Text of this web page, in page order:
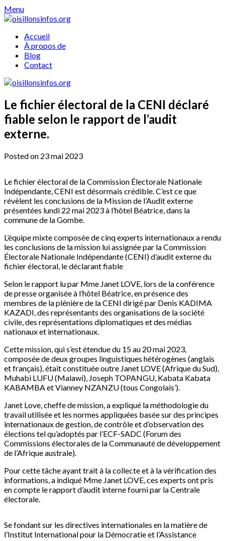
Skip
to
Menu
Accueil
À propos de
Blog
Contact
Le fichier électoral de la CENI déclaré
fiable selon le rapport de l’audit
externe.
Posted on 23 mai 2023
Le fichier électoral de la Commission Électorale Nationale
Indépendante, CENI est désormais crédible. C’est ce que
révèlent les conclusions de la Mission de l’Audit externe
présentées lundi 22 mai 2023 à l’hôtel Béatrice, dans la
commune de la Gombe.
L’équipe mixte composée de cinq experts internationaux a rendu
les conclusions de la mission lui assignée par la Commission
Électorale Nationale Indépendante (CENI) d’audit externe du
fichier électoral, le déclarant fiable
Selon le rapport lu par Mme Janet LOVE, lors de la conférence
de presse organisée à l’hôtel Béatrice, en présence des
membres de la plénière de la CENI dirigé par Denis KADIMA
KAZADI, des représentants des organisations de la société
civile, des représentations diplomatiques et des médias
nationaux et internationaux.
Cette mission, qui s’est étendue du 15 au 20 mai 2023,
composée de deux groupes linguistiques hétérogènes (anglais
et français), était constituée outre Janet LOVE (Afrique du Sud),
Muhabi LUFU (Malawi), Joseph TOPANGU, Kabata Kabata
KABAMBA et Vianney NZANZU (tous Congolais’).
Janet Love, cheffe de mission, a expliqué la méthodologie du
travail utilisée et les normes appliquées basée sur des principes
internationaux de gestion, de contrôle et d’observation des
élections tel qu’adoptés par l’ECF-SADC (Forum des
Commissions électorales de la Communauté de développement
de l’Afrique australe).
Pour cette tâche ayant trait à la collecte et à la vérification des
informations, a indiqué Mme Janet LOVE, ces experts ont pris
en compte le rapport d’audit interne fourni par la Centrale
électorale.
Se fondant sur les directives internationales en la matière de
l’Institut International pour la Démocratie et l’Assistance